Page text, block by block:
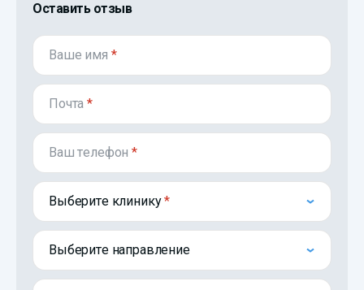
Оставить отзыв
Ваше имя *
Почта*
Ваш телефон*
Выберите клинику
Выберите направление